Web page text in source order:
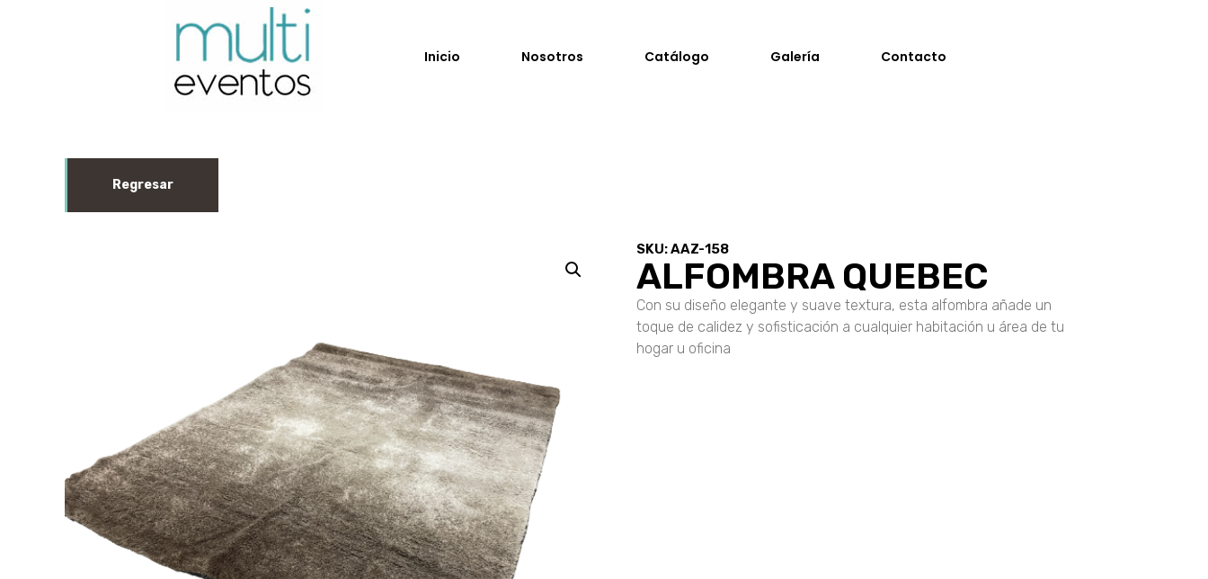
Inicio Nosotros Catálogo Galería Contacto
SKU: AAZ-158
ALFOMBRA QUEBEC
Con su diseño elegante y suave textura, esta alfombra añade un
toque de calidez y sofisticación a cualquier habitación u área de tu
hogar u oficina